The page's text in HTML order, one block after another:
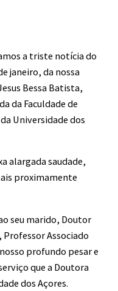
a triste notícia do
janeiro, da nossa
Bessa Batista,
da Faculdade de
Universidade dos
alargada saudade,
proximamente
seu marido, Doutor
Associado
profundo pesar e
que a Doutora
dos Açores.